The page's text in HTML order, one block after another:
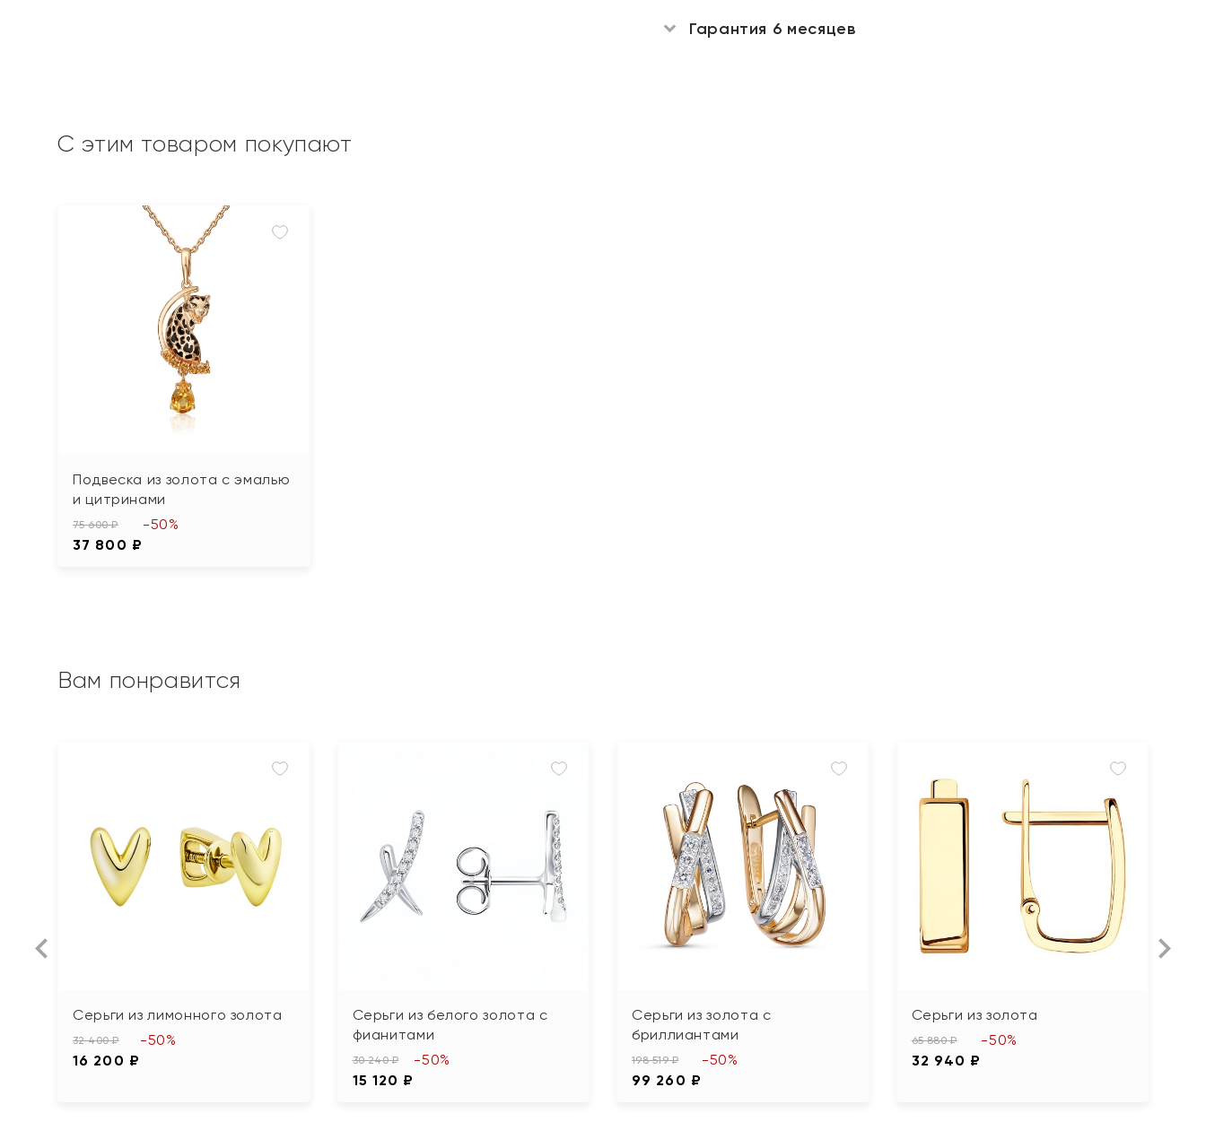
Гарантия 6 месяцев
С этим товаром покупают
Подвеска из золота с эмалью
и цитринами
75 600 ₽
37 800 ₽
-50%
Вам понравится
Серьги из лимонного золота
32 400 ₽
16 200 ₽
-50%
Серьги из белого золота с
фианитами
30 240 ₽
15 120 ₽
-50%
Серьги из золота с
бриллиантами
198 519 ₽
99 260 ₽
-50%
Серьги из золота
65 880 ₽
32 940 ₽
-50%